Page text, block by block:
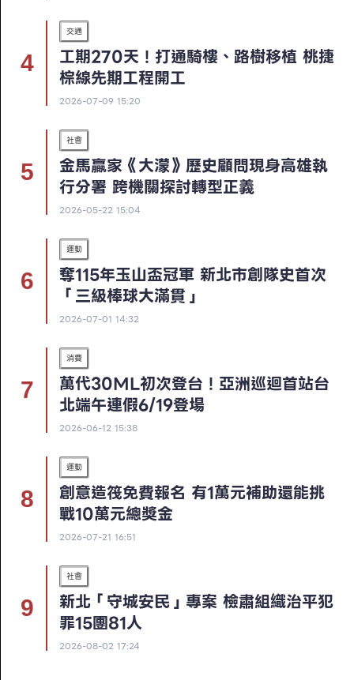
交通
工期270天！打通騎樓、路樹移植 桃捷
棕線先期工程開工
2026-07-09 15:20
社會
金馬贏家《大濛》歷史顧問現身高雄執
行分署 跨機關探討轉型正義
2026-05-22 15:04
運動
奪115年玉山盃冠軍 新北市創隊史首次
「三級棒球大滿貫」
2026-07-01 14:32
消費
萬代30ML初次登台！亞洲巡迴首站台
北端午連假6/19登場
2026-06-12 15:38
運動
創意造筏免費報名 有1萬元補助還能挑
戰10萬元總獎金
2026-07-21 16:51
社會
新北「守城安民」專案 檢肅組織治平犯
罪15團81人
2026-08-02 17:24